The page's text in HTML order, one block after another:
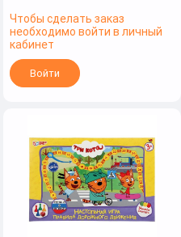
Чтобы сделать заказ
необходимо войти в личный
кабинет
Войти